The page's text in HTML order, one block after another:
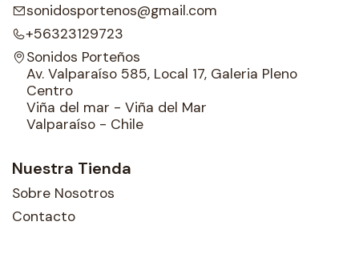
sonidosportenos@gmail.com
+56323129723
Sonidos Porteños
Av. Valparaíso 585, Local 17, Galeria Pleno
Centro
Viña del mar - Viña del Mar
Valparaíso - Chile
Nuestra Tienda
Sobre Nosotros
Contacto